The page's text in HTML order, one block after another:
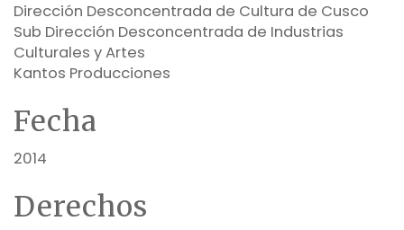
Dirección Desconcentrada de Cultura de Cusco
Sub Dirección Desconcentrada de Industrias
Culturales y Artes
Kantos Producciones
Fecha
2014
Derechos